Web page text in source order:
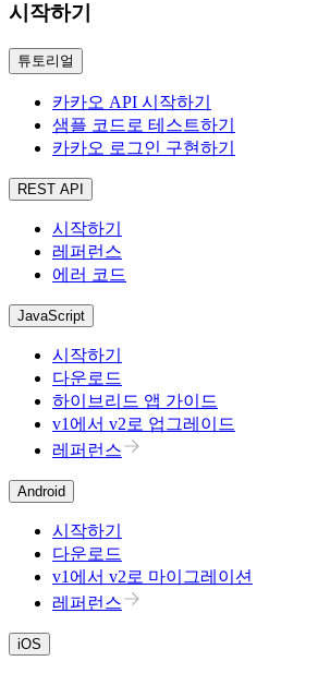
시작하기
튜토리얼
카카오 API 시작하기
샘플 코드로 테스트하기
카카오 로그인 구현하기
REST API
시작하기
레퍼런스
에러 코드
JavaScript
시작하기
다운로드
하이브리드 앱 가이드
v1에서 v2로 업그레이드
레퍼런스
Android
시작하기
다운로드
v1에서 v2로 마이그레이션
레퍼런스
iOS